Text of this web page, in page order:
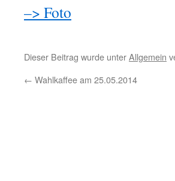
–> Foto
Dieser Beitrag wurde unterAllgemein
← Wahlkaffee am 25.05.2014